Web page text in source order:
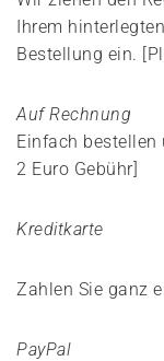
Ihrem
Bestellung ein.
Auf Rechnung
Einfach
2 Euro Gebühr]
Kreditkarte
Zahlen Sie ganz
PayPal